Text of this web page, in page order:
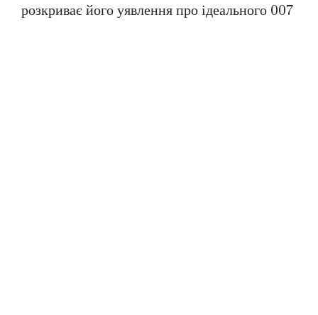
розкриває його уявлення про ідеального 007